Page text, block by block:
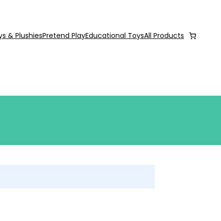
& PlushiesPretend PlayEducational ToysAll Products